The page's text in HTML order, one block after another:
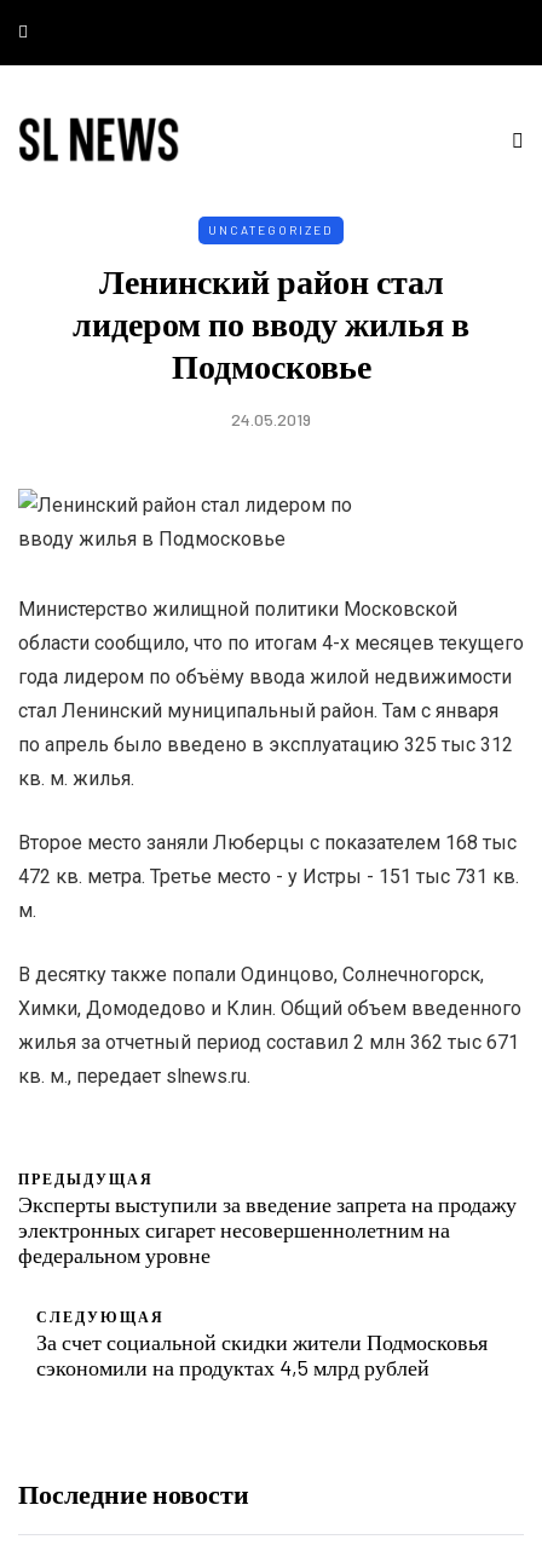
UNCATEGORIZED
Ленинский район стал
лидером по вводу жилья в
Подмосковье
24.05.2019
Министерство жилищной политики Московской
области сообщило, что по итогам 4-х месяцев текущего
года лидером по объёму ввода жилой недвижимости
стал Ленинский муниципальный район. Там с января
по апрель было введено в эксплуатацию 325 тыс 312
кв. м. жилья.
Второе место заняли Люберцы с показателем 168 тыс
472 кв. метра. Третье место - у Истры - 151 тыс 731 кв.
м.
В десятку также попали Одинцово, Солнечногорск,
Химки, Домодедово и Клин. Общий объем введенного
жилья за отчетный период составил 2 млн 362 тыс 671
кв. м., передает slnews.ru.
ПРЕДЫДУЩАЯ
Эксперты выступили за введение запрета на продажу
электронных сигарет несовершеннолетним на
федеральном уровне
СЛЕДУЮЩАЯ
За счет социальной скидки жители Подмосковья
сэкономили на продуктах 4,5 млрд рублей
Последние новости